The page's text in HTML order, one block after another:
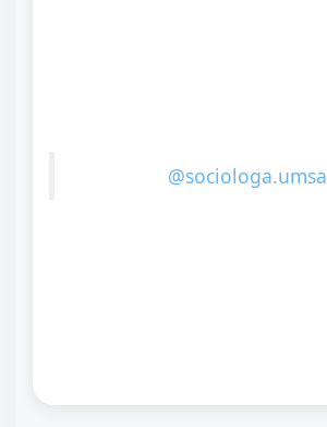
@sociologa.umsa